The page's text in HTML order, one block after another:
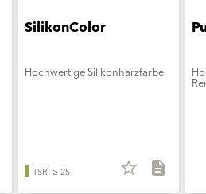
SilikonColor
Hochwertige Silikonharzfarbe
TSR: ≥ 25 star_border description